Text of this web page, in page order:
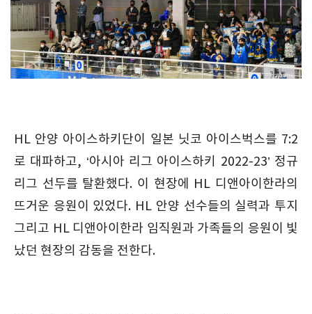
HL 안양 아이스하키단이 일본 닛코 아이스벅스를 7:2
로 대파하고, ‘아시아 리그 아이스하키 2022-23’ 정규
리그 선두를 탈환했다. 이 현장에 HL 디앤아이한라의
뜨거운 응원이 있었다. HL 안양 선수들의 실력과 투지
그리고 HL 디앤아이한라 임직원과 가족들의 응원이 빛
났던 현장의 감동을 전한다.